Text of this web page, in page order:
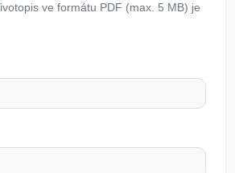
ve formátu PDF (max. 5 MB) je